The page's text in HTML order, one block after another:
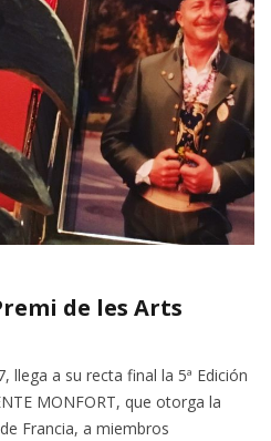
de les Arts
llega a su recta final la 5ª Edición
MONFORT, que otorga la
Francia, a miembros